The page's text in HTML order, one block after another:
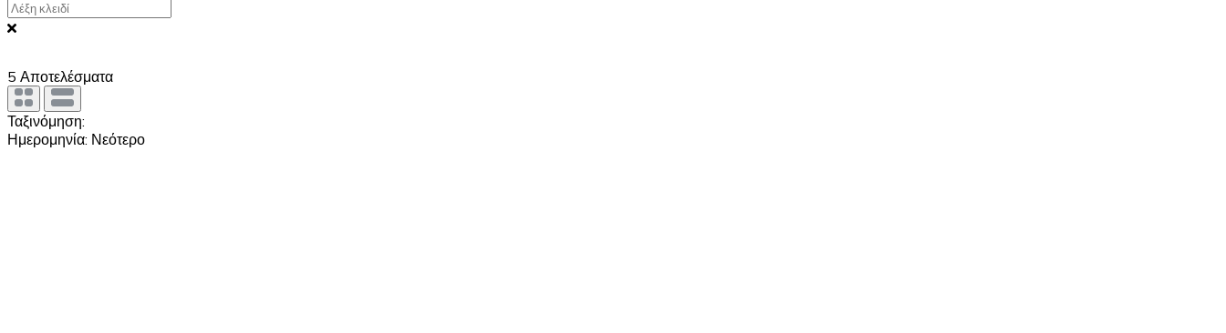
5 Αποτελέσματα
Ταξινόμηση:
Ημερομηνία: Νεότερο